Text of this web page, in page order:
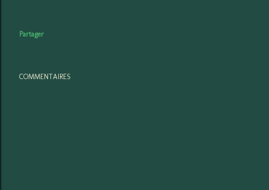
Partager
COMMENTAIRES